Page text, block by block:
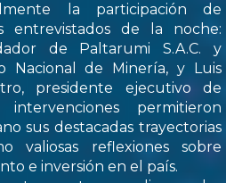
la participación de
entrevistados de la noche:
de Paltarumi S.A.C. y
Nacional de Minería, y Luis
presidente ejecutivo de
intervenciones permitieron
sus destacadas trayectorias
valiosas reflexiones sobre
e inversión en el país.